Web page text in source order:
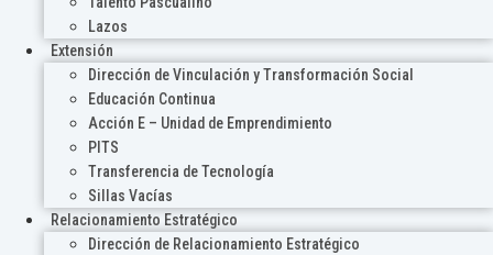
Lazos
Extensión
Dirección de Vinculación y Transformación Social
Educación Continua
Acción E – Unidad de Emprendimiento
PITS
Transferencia de Tecnología
Sillas Vacías
Relacionamiento Estratégico
Dirección de Relacionamiento Estratégico